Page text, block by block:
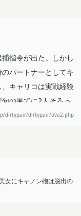
指令が出た。しかし
パートナーとしてキ
キャリコは実戦経験
の果てに2人そろっ
ってきたユリは、事情
の青年は死んだガル
るユリ。洋館にうご
！ と思いきや意外に
dirtypair/dirtypair/ova2.php
女にキャノン砲は脱出の